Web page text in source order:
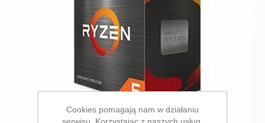
Cookies pomagają nam w działaniu